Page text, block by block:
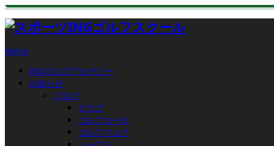
menu
INGゴルフアカデミー
お知らせ
ブログ
クラブ
ゴルフコース
ゴルフフェア